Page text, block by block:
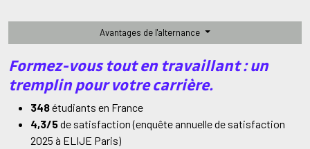
Avantages de l'alternance
Formez-vous tout en travaillant : un
tremplin pour votre carrière.
348étudiants en France
4,3/5de satisfaction (enquête annuelle de satisfaction
2025 à ELIJE Paris)